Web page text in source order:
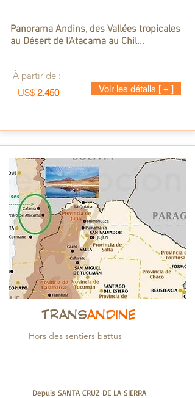
Panorama Andins, des Vallées tropicales
au Désert de l'Atacama au Chil...
À partir de :
US$ 2.450 Voir les détails [ + ]
TRANSANDINE
Hors des sentiers battus
Depuis SANTA CRUZ DE LA SIERRA